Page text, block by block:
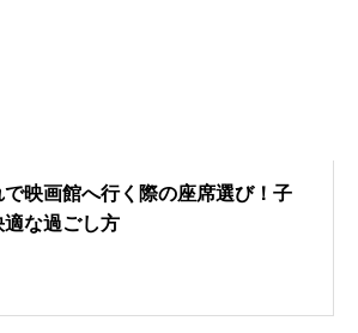
で映画館へ行く際の座席選び！子
な過ごし方